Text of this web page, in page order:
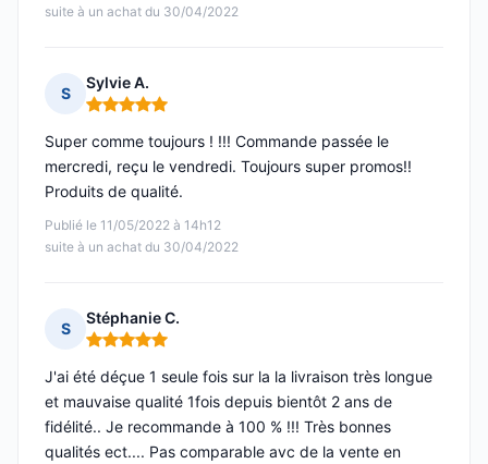
suite à un achat du 30/04/2022
S
Sylvie A.
Note : 5 sur 5
Publié le 11/05/2022 à 14h12
suite à un achat du 30/04/2022
Super comme toujours ! !!! Commande passée le
mercredi, reçu le vendredi. Toujours super promos!!
Produits de qualité.
S
Stéphanie C.
Note : 5 sur 5
J'ai été déçue 1 seule fois sur la la livraison très longue
et mauvaise qualité 1fois depuis bientôt 2 ans de
fidélité.. Je recommande à 100 % !!! Très bonnes
qualités ect.... Pas comparable avc de la vente en